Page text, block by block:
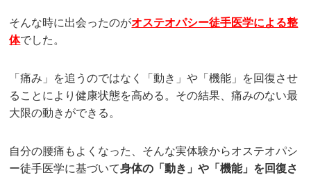
そんな時に出会ったのがオステオパシー徒手医学による整
体でした。
「痛み」を追うのではなく「動き」や「機能」を回復させ
ることにより健康状態を高める。その結果、痛みのない最
大限の動きができる。
自分の腰痛もよくなった、そんな実体験からオステオパシ
ー徒手医学に基づいて身体の「動き」や「機能」を回復さ